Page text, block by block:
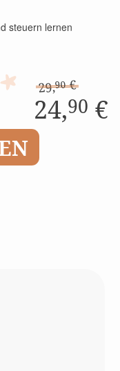
steuern lernen
29,90€
24,90 €